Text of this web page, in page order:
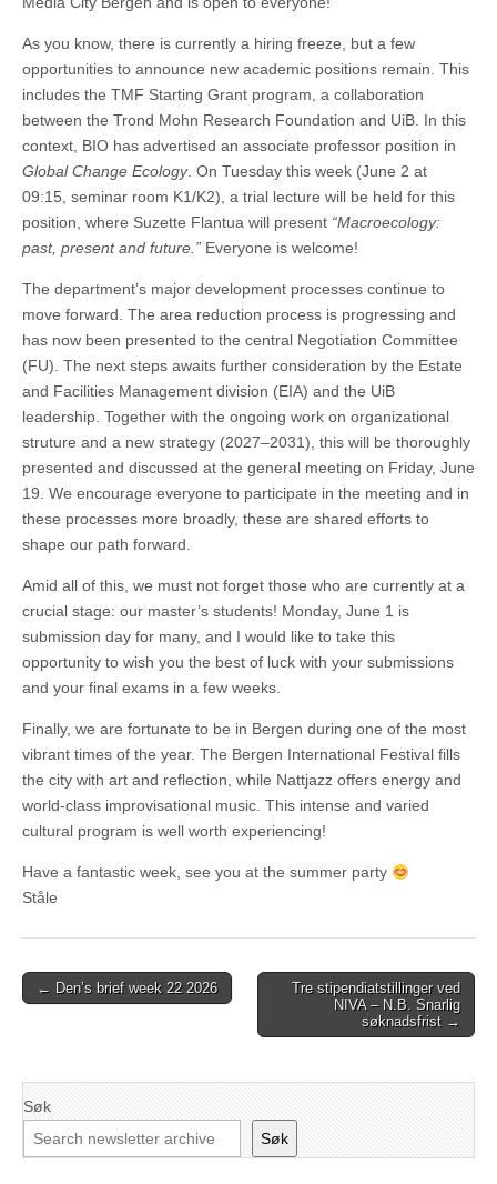
As you know, there is currently a hiring freeze, but a few
opportunities to announce new academic positions remain. This
includes the TMF Starting Grant program, a collaboration
between the Trond Mohn Research Foundation and UiB. In this
context, BIO has advertised an associate professor position in
Global Change Ecology. On Tuesday this week (June 2 at
09:15, seminar room K1/K2), a trial lecture will be held for this
position, where Suzette Flantua will present “Macroecology:
past, present and future.” Everyone is welcome!
The department’s major development processes continue to
move forward. The area reduction process is progressing and
has now been presented to the central Negotiation Committee
(FU). The next steps awaits further consideration by the Estate
and Facilities Management division (EIA) and the UiB
leadership. Together with the ongoing work on organizational
struture and a new strategy (2027–2031), this will be thoroughly
presented and discussed at the general meeting on Friday, June
19. We encourage everyone to participate in the meeting and in
these processes more broadly, these are shared efforts to
shape our path forward.
Amid all of this, we must not forget those who are currently at a
crucial stage: our master’s students! Monday, June 1 is
submission day for many, and I would like to take this
opportunity to wish you the best of luck with your submissions
and your final exams in a few weeks.
Finally, we are fortunate to be in Bergen during one of the most
vibrant times of the year. The Bergen International Festival fills
the city with art and reflection, while Nattjazz offers energy and
world-class improvisational music. This intense and varied
cultural program is well worth experiencing!
Have a fantastic week, see you at the summer party
Ståle
Post
← Den’s brief week 22 2026
Tre stipendiatstillinger ved
NIVA – N.B. Snarlig
søknadsfrist →
Søk
Søk